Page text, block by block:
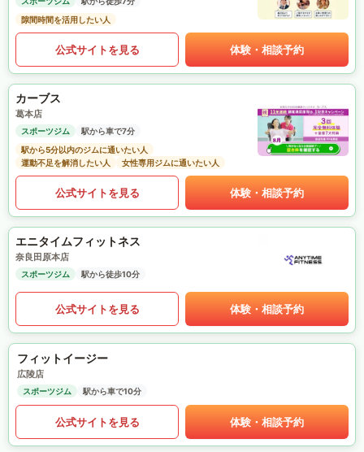
隙間時間を活用したい人
公式サイトを見る 体験・相談予約
カーブス
葛本店
スポーツジム
駅から車で7分
駅から5分以内のジムに通いたい人
運動不足を解消したい人
女性専用ジムに通いたい人
公式サイトを見る 体験・相談予約
エニタイムフィットネス
奈良田原本店
スポーツジム 駅から徒歩10分
公式サイトを見る 体験・相談予約
フィットイージー
広陵店
スポーツジム 駅から車で10分
公式サイトを見る 体験・相談予約